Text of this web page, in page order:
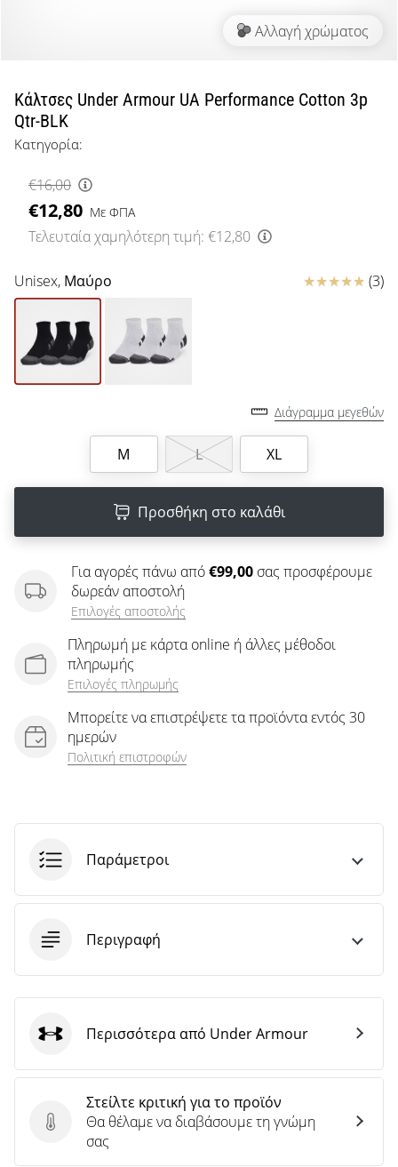
μπάσκετ
όπως
εμείς;
Έλα
μας
ως
πρεσβευτής
της
μας.
Εμφάνιση
όλων των
Αλλαγή χρώματος
Κάλτσες Under Armour UA Performance Cotton 3p
Qtr-BLK
Κατηγορία:
€16,00
€12,80 Με ΦΠΑ
Τελευταία χαμηλότερη τιμή: €12,80
Unisex, Μαύρο Κριτικές (3)
Διάγραμμα μεγεθών
M L XL
Προσθήκη στο καλάθι
Για αγορές πάνω από€99,00 σας προσφέρουμε
δωρεάν αποστολή
Επιλογές αποστολής
Πληρωμή με κάρτα online ή άλλες μέθοδοι
πληρωμής
Επιλογές πληρωμής
Μπορείτε να επιστρέψετε τα προϊόντα εντός 30
ημερών
Πολιτική επιστροφών
Παράμετροι
Περιγραφή
Στείλτε κριτική για το προϊόν
Στείλτε κριτική για το προϊόν
Θα θέλαμε να διαβάσουμε τη γνώμη
σας
Under Armour
Περισσότερα από Under Armour